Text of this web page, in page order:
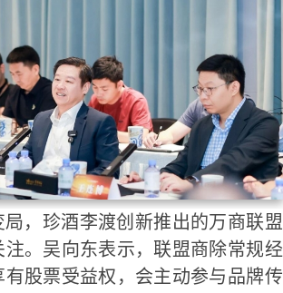
局，珍酒李渡创新推出的万商联盟
。吴向东表示，联盟商除常规经
股票受益权，会主动参与品牌传